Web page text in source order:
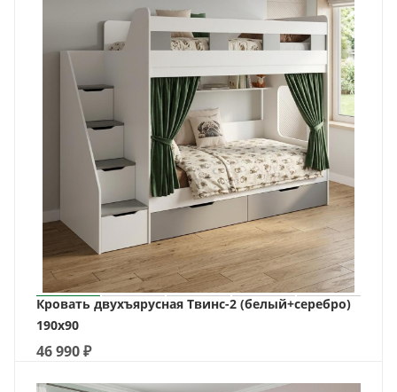
Кровать двухъярусная Твинс-2 (белый+серебро)
190х90
46 990₽